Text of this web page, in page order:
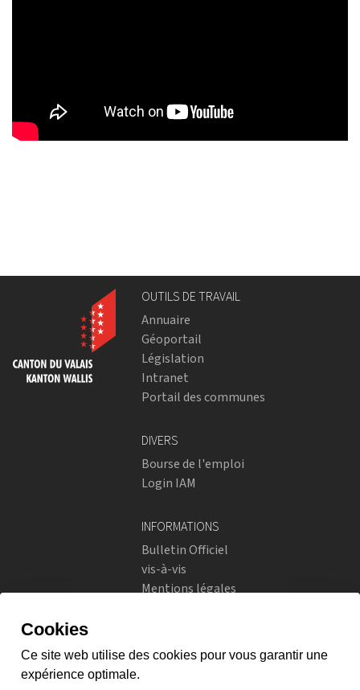
OUTILS DE TRAVAIL
Annuaire
Géoportail
Législation
Intranet
Portail des communes
DIVERS
Bourse de l'emploi
Login IAM
INFORMATIONS
Bulletin Officiel
vis-à-vis
Mentions légales